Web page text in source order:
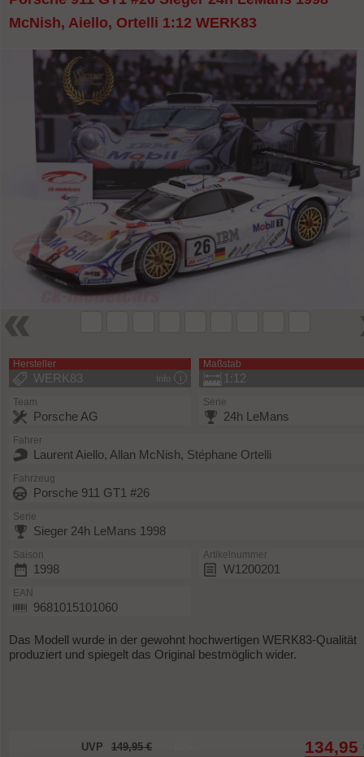
McNish, Aiello, Ortelli 1:12 WERK83
Hersteller
Info
WERK83
Maßstab
1:12
Team
Porsche AG
Serie
24h LeMans
Fahrer
Laurent Aiello, Allan McNish, Stéphane Ortelli
Fahrzeug
Porsche 911 GT1 #26
Serie
Sieger 24h LeMans 1998
Saison
1998
Artikelnummer
W1200201
EAN
9681015101060
Das Modell wurde in der gewohnt hochwertigen WERK83-Qualität
produziert und spiegelt das Original bestmöglich wider.
UVP 149,95 € 134,95